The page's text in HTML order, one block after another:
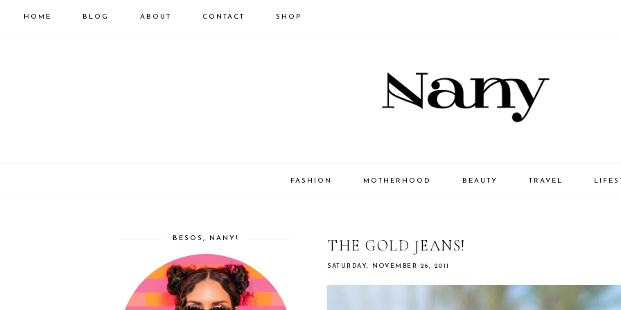
HOME BLOG ABOUT CONTACT SHOP
FASHION MOTHERHOOD BEAUTY TRAVEL
THE GOLD JEANS!
SATURDAY, NOVEMBER 26, 2011
BESOS, NANY!